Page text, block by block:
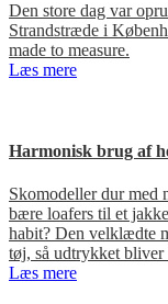
Den store dag var
Strandstræde i
made to measure.
Læs mere
Harmonisk brug af
Skomodeller dur med
bære loafers til et
habit? Den velklædte
tøj, så udtrykket bliver
Læs mere